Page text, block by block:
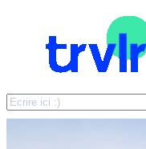
Search
for: